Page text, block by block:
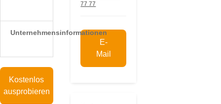
77 77
E-
Mail
Unternehmensinformationen
Kostenlos
ausprobieren